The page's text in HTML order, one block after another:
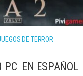
DE TERROR
PC EN ESPAÑOL